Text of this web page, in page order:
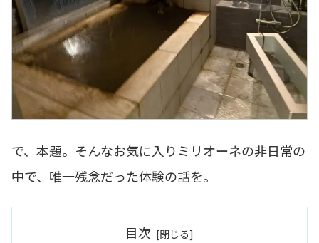
で、本題。そんなお気に入りミリオーネの非日常の
中で、唯一残念だった体験の話を。
目次